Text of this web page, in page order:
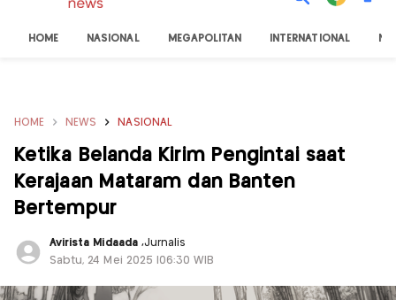
HOME NASIONAL MEGAPOLITAN INTERNATIONAL
HOME NEWS NASIONAL
Ketika Belanda Kirim Pengintai saat
Kerajaan Mataram dan Banten
Bertempur
Avirista Midaada ,Jurnalis
Sabtu, 24 Mei 2025 |06:30 WIB